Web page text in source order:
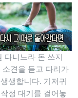
다니느라 돈 쓰지
견을 듣고 다리가
생합니다. 기저귀
정 대기를 걸어놓